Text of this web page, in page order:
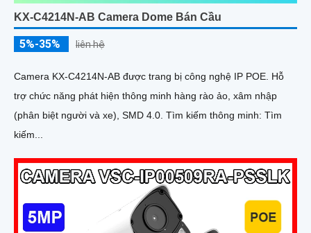
KX-C4214N-AB Camera Dome Bán Cầu
5%-35% liên hệ
Camera KX-C4214N-AB được trang bị công nghệ IP POE. Hỗ
trợ chức năng phát hiện thông minh hàng rào ảo, xâm nhập
(phân biệt người và xe), SMD 4.0. Tìm kiếm thông minh: Tìm
kiếm...